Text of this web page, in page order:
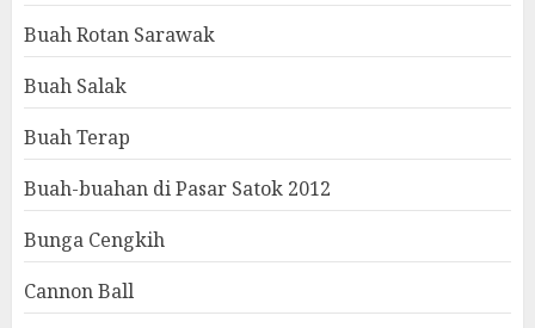
Buah Rotan Sarawak
Buah Salak
Buah Terap
Buah-buahan di Pasar Satok 2012
Bunga Cengkih
Cannon Ball